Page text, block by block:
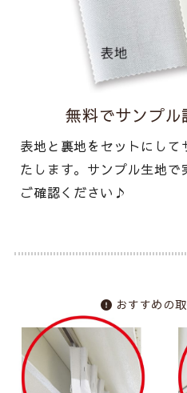
無料でサンプル
表地と裏地をセットにして
たします。サンプル生地で
ご確認ください♪
おすすめの